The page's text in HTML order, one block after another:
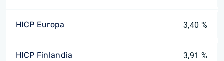
HICP Europa 3,40 %
HICP Finlandia 3,91 %